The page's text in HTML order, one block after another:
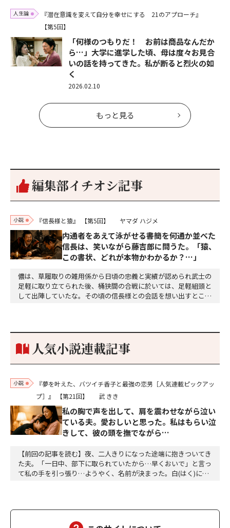
人生論
『潜在意識を変えて自分を幸せにする 21のアプローチ』
【第5回】
「何様のつもりだ！ お前は商品なんだか
ら…」大学に進学した頃、母は度々お見合
いの話を持ってきた。私が断ると烈火の如
く
2026.02.10
もっと見る
編集部イチオシ記事
小説 『信長様と猿』 【第5回】 ヤマダ ハジメ
内通者をあえて泳がせる――書簡を何通か並べた
信長は、笑いながら藤吉郎に問うた。「猿、
この書状、どれが本物かわかるか？…」
儂は、草履取りの雑用係から日頃の忠義と実績が認められ武士の
足軽に取り立てられた後、桶狭間の合戦に於いては、足軽組頭と
して出陣していたな。その頃の信長様との会話を想い出すとこん
り。どうして勝てたのか、未だにわかりません。…
人気小説連載記事
小説
『夢を叶えた、バツイチ香子と最強の恋男［人気連載ピックアッ
プ］』
【第21回】 武 きき
私の胸で声を出して、肩を震わせながら泣い
ている夫。愛おしいと思った。私はもらい泣
きして、彼の頭を撫でながら…
【前回の記事を読む】夜、二人きりになった途端に抱きついてき
た夫。「一日中、部下に取られていたから…早くおいで」と言っ
て私の手を引っ張り…ようやく、名前が決まった。白(はく)に決
ふふ」「母さんだって、二個食べただろう」「あら、…